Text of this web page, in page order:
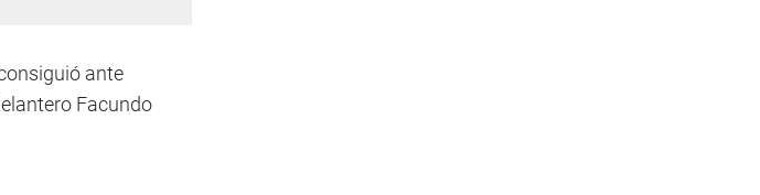
ante
Facundo